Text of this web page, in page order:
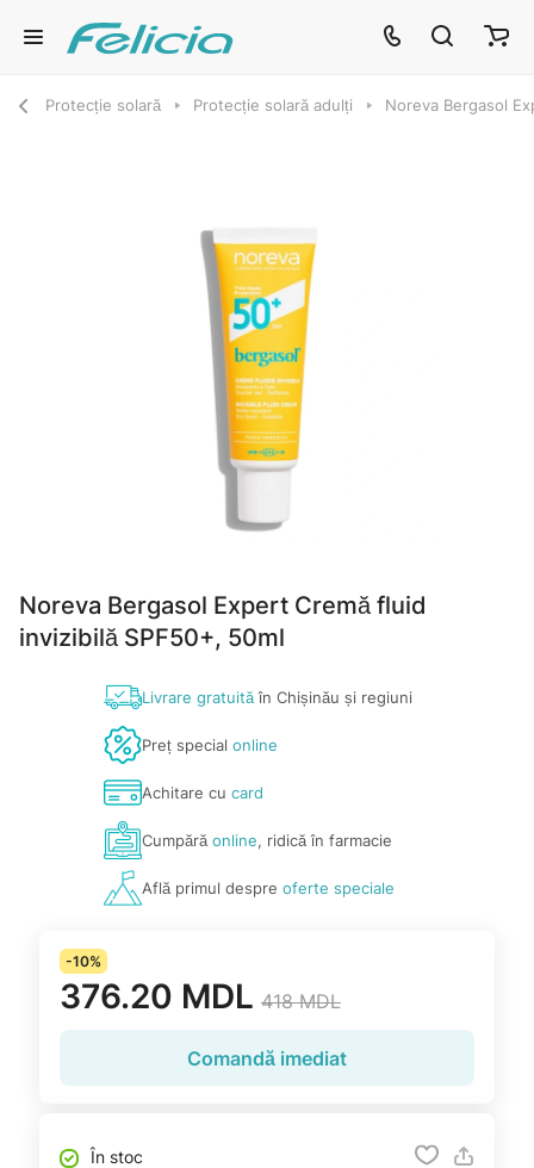
Protecție solară Protecție solară adulți Noreva Bergasol
Noreva Bergasol Expert Cremă fluid
invizibilă SPF50+, 50ml
Livrare gratuităîn Chișinău și regiuni
Preț special online
Achitare cu card
Cumpărăonline, ridică în farmacie
Află primul despre oferte speciale
-10%
376.20 MDL 418 MDL
Comandă imediat
În stoc